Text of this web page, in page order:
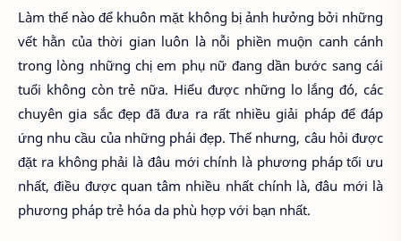
Làm thế nào để khuôn mặt không bị ảnh hưởng bởi những
vết hằn của thời gian luôn là nỗi phiền muộn canh cánh
trong lòng những chị em phụ nữ đang dần bước sang cái
tuổi không còn trẻ nữa. Hiểu được những lo lắng đó, các
chuyên gia sắc đẹp đã đưa ra rất nhiều giải pháp để đáp
ứng nhu cầu của những phái đẹp. Thế nhưng, câu hỏi được
đặt ra không phải là đâu mới chính là phương pháp tối ưu
nhất, điều được quan tâm nhiều nhất chính là, đâu mới là
phương pháp trẻ hóa da phù hợp với bạn nhất.